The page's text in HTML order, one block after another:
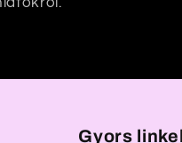
Gyors